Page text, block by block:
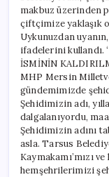
makbuz üzerinden
çiftçimize yaklaşık
Uykunuzdan
ifadelerini kullandı.
İSMİNİN
MHP Mersin
gündemimizde
Şehidimizin adı,
dalgalanıyordu,
Şehidimizin adını
asla. Tarsus
Kaymakamı’mızı
hemşehrilerimizi